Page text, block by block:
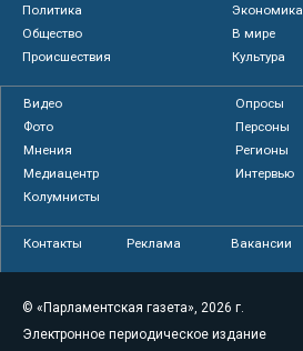
Политика
Экономика
Общество
В мире
Происшествия
Культура
Видео
Опросы
Фото
Персоны
Мнения
Регионы
Медиацентр
Интервью
Колумнисты
Контакты Реклама Вакансии
© «Парламентская газета», 2026 г.
Электронное периодическое издание